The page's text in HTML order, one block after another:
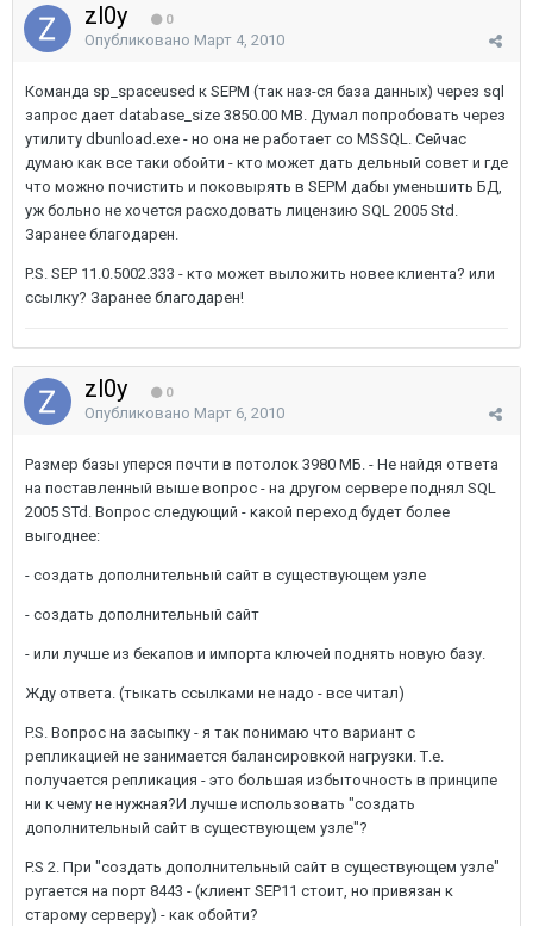
zl0y 0
Опубликовано Март 4, 2010
Команда sp_spaceused к SEPM (так наз-ся база данных) через sql
запрос дает database_size 3850.00 MB. Думал попробовать через
утилиту dbunload.exe - но она не работает со MSSQL. Сейчас
думаю как все таки обойти - кто может дать дельный совет и где
что можно почистить и поковырять в SEPM дабы уменьшить БД,
уж больно не хочется расходовать лицензию SQL 2005 Std.
Заранее благодарен.
P.S. SEP 11.0.5002.333 - кто может выложить новее клиента? или
ссылку? Заранее благодарен!
zl0y 0
Опубликовано Март 6, 2010
Размер базы уперся почти в потолок 3980 МБ. - Не найдя ответа
на поставленный выше вопрос - на другом сервере поднял SQL
2005 STd. Вопрос следующий - какой переход будет более
выгоднее:
- создать дополнительный сайт в существующем узле
- создать дополнительный сайт
- или лучше из бекапов и импорта ключей поднять новую базу.
Жду ответа. (тыкать ссылками не надо - все читал)
P.S. Вопрос на засыпку - я так понимаю что вариант с
репликацией не занимается балансировкой нагрузки. Т.е.
получается репликация - это большая избыточность в принципе
ни к чему не нужная?И лучше использовать "создать
дополнительный сайт в существующем узле"?
P.S 2. При "создать дополнительный сайт в существующем узле"
ругается на порт 8443 - (клиент SEP11 стоит, но привязан к
старому серверу) - как обойти?